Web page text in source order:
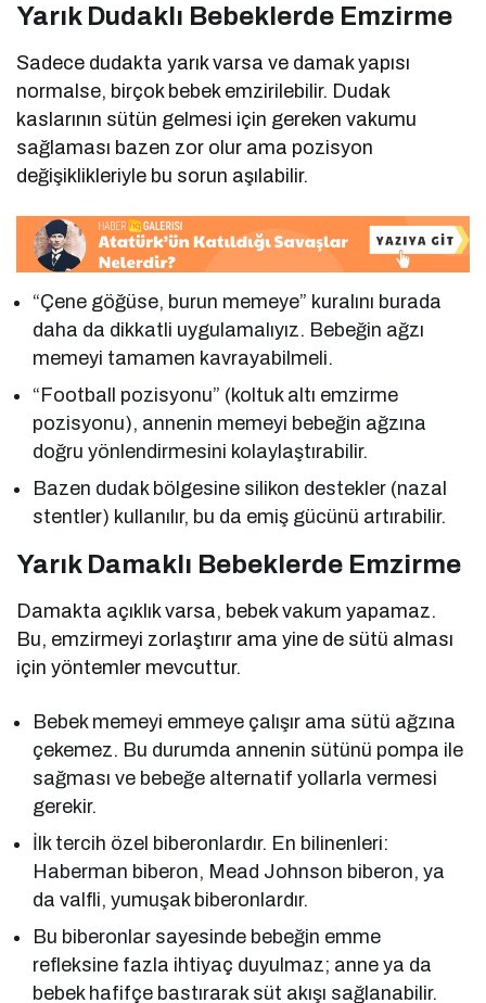
Yarık Dudaklı Bebeklerde Emzirme
Sadece dudakta yarık varsa ve damak yapısı
normalse, birçok bebek emzirilebilir. Dudak
kaslarının sütün gelmesi için gereken vakumu
sağlaması bazen zor olur ama pozisyon
değişiklikleriyle bu sorun aşılabilir.
“Çene göğüse, burun memeye” kuralını burada
daha da dikkatli uygulamalıyız. Bebeğin ağzı
memeyi tamamen kavrayabilmeli.
“Football pozisyonu” (koltuk altı emzirme
pozisyonu), annenin memeyi bebeğin ağzına
doğru yönlendirmesini kolaylaştırabilir.
Bazen dudak bölgesine silikon destekler (nazal
stentler) kullanılır, bu da emiş gücünü artırabilir.
Yarık Damaklı Bebeklerde Emzirme
Damakta açıklık varsa, bebek vakum yapamaz.
Bu, emzirmeyi zorlaştırır ama yine de sütü alması
için yöntemler mevcuttur.
Bebek memeyi emmeye çalışır ama sütü ağzına
çekemez. Bu durumda annenin sütünü pompa ile
sağması ve bebeğe alternatif yollarla vermesi
gerekir.
İlk tercih özel biberonlardır. En bilinenleri:
Haberman biberon, Mead Johnson biberon, ya
da valfli, yumuşak biberonlardır.
Bu biberonlar sayesinde bebeğin emme
refleksine fazla ihtiyaç duyulmaz; anne ya da
bebek hafifçe bastırarak süt akışı sağlanabilir.